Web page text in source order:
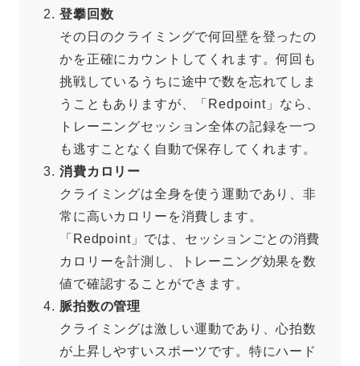
登攀回数
その日のクライミングで何回壁を登ったの
かを正確にカウントしてくれます。何回も
挑戦しているうちに途中で数を忘れてしま
うこともありますが、「Redpoint」なら、
トレーニングセッション全体の記録を一つ
も逃すことなく自動で保存してくれます。
消費カロリー
クライミングは全身を使う運動であり、非
常に高いカロリーを消費します。
「Redpoint」では、セッションごとの消費
カロリーを計測し、トレーニング効果を数
値で確認することができます。
脈拍数の管理
クライミングは激しい運動であり、心拍数
が上昇しやすいスポーツです。特にハード